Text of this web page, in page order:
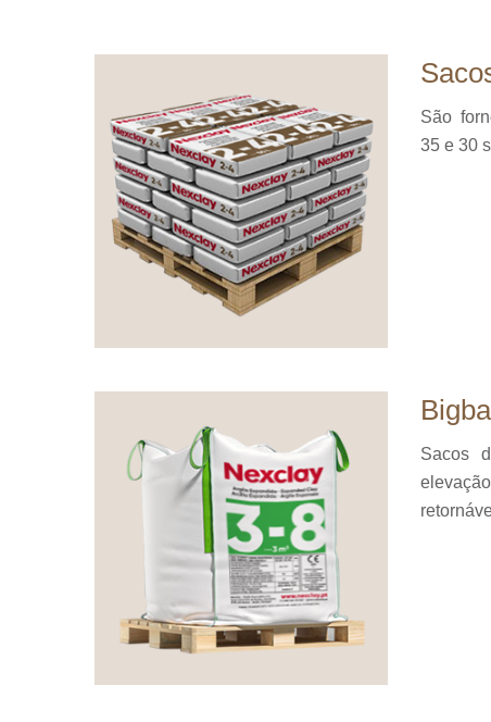
São
35 e 30
Sacos